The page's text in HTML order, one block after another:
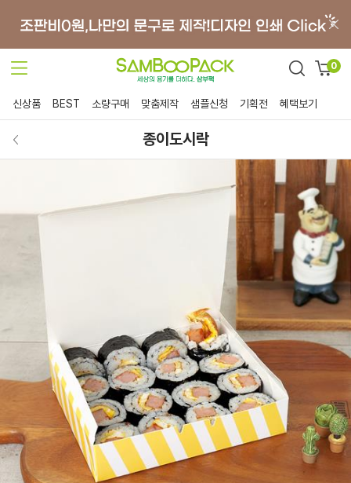
0
신상품 BEST 소량구매 맞춤제작 샘플신청 기획전 혜택보기
종이도시락